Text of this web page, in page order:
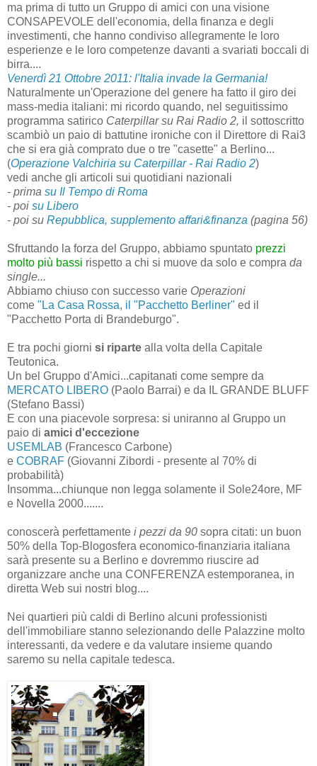
ma prima di tutto un Gruppo di amici con una visione
CONSAPEVOLE dell'economia, della finanza e degli
investimenti, che hanno condiviso allegramente le loro
esperienze e le loro competenze davanti a svariati boccali di
birra....
Venerdì 21 Ottobre 2011: l'Italia invade la Germania!
Naturalmente un'Operazione del genere ha fatto il giro dei
mass-media italiani: mi ricordo quando, nel seguitissimo
programma satirico Caterpillar su Rai Radio 2, il sottoscritto
scambiò un paio di battutine ironiche con il Direttore di Rai3
che si era già comprato due o tre "casette" a Berlino...
(Operazione Valchiria su Caterpillar - Rai Radio 2)
vedi anche gli articoli sui quotidiani nazionali
- prima su Il Tempo di Roma
- poi su Libero
- poi su Repubblica, supplemento affari&finanza (pagina 56)
Sfruttando la forza del Gruppo, abbiamo spuntato prezzi
molto più bassi rispetto a chi si muove da solo e compra da
single...
Abbiamo chiuso con successo varie Operazioni
come "La Casa Rossa, il "Pacchetto Berliner" ed il
"Pacchetto Porta di Brandeburgo".
E tra pochi giorni si riparte alla volta della Capitale
Teutonica.
Un bel Gruppo d'Amici...capitanati come sempre da
MERCATO LIBERO (Paolo Barrai) e da IL GRANDE BLUFF
(Stefano Bassi)
E con una piacevole sorpresa: si uniranno al Gruppo un
paio di amici d'eccezione
USEMLAB (Francesco Carbone)
e COBRAF (Giovanni Zibordi - presente al 70% di
probabilità)
Insomma...chiunque non legga solamente il Sole24ore, MF
e Novella 2000.......
conoscerà perfettamente i pezzi da 90 sopra citati: un buon
50% della Top-Blogosfera economico-finanziaria italiana
sarà presente su a Berlino e dovremmo riuscire ad
organizzare anche una CONFERENZA estemporanea, in
diretta Web sui nostri blog....
Nei quartieri più caldi di Berlino alcuni professionisti
dell'immobiliare stanno selezionando delle Palazzine molto
interessanti, da vedere e da valutare insieme quando
saremo su nella capitale tedesca.